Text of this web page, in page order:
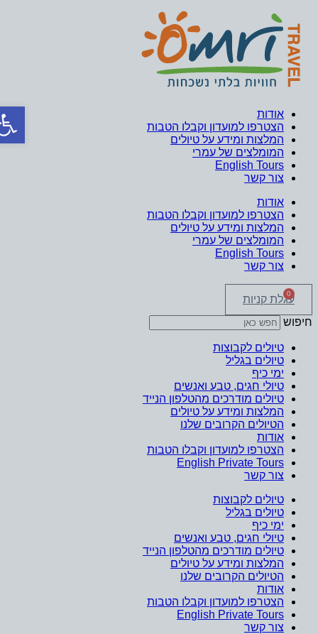
לתוכן
אודות
הצטרפו למועדון וקבלו הטבות
המלצות ומידע על טיולים
המומלצים של עמרי
English Tours
צור קשר
אודות
הצטרפו למועדון וקבלו הטבות
המלצות ומידע על טיולים
המומלצים של עמרי
English Tours
צור קשר
0עגלת קניות
חיפוש
טיולים לקבוצות
טיולים בגליל
ימי כיף
טיולי חגים, טבע ואנשים
טיולים מודרכים מהטלפון הנייד
המלצות ומידע על טיולים
הטיולים הקרובים שלנו
אודות
הצטרפו למועדון וקבלו הטבות
English Private Tours
צור קשר
טיולים לקבוצות
טיולים בגליל
ימי כיף
טיולי חגים, טבע ואנשים
טיולים מודרכים מהטלפון הנייד
המלצות ומידע על טיולים
הטיולים הקרובים שלנו
אודות
הצטרפו למועדון וקבלו הטבות
English Private Tours
צור קשר
פתח